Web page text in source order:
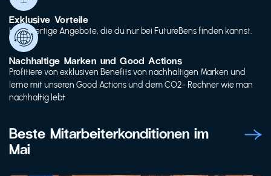
Exklusive Vorteile
Hochwertige Angebote, die du nur bei FutureBens finden kannst.
Nachhaltige Marken und Good Actions
Profitiere von exklusiven Benefits von nachhaltigen Marken und
lerne mit unseren Good Actions und dem CO2- Rechner wie man
nachhaltig lebt
Beste Mitarbeiterkonditionen im
Mai